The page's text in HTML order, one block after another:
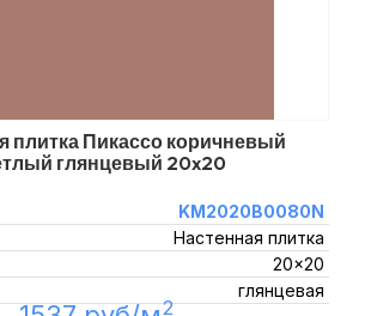
плитка Пикассо коричневый
глянцевый 20x20
KM2020B0080N
Настенная плитка
20x20
глянцевая
2